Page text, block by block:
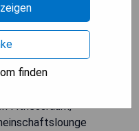
wurde im Oktober
in Saint Louis, nur
Fitnessraum,
finden